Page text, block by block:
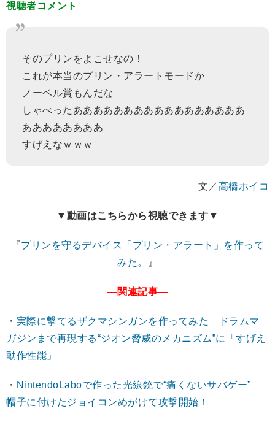
視聴者コメント
そのプリンをよこせなの！
これが本当のプリン・アラートモードか
ノーベル賞もんだな
しゃべったあああああああああああああああああ
ああああああああ
すげえなｗｗｗ
文／高橋ホイコ
▼動画はこちらから視聴できます▼
『プリンを守るデバイス「プリン・アラート」を作って
みた。
』
―関連記事―
・ 実際に撃てるザクマシンガンを作ってみた ドラムマ
ガジンまで再現する“ジオン脅威のメカニズム”に「すげえ
動作性能」
・ NintendoLaboで作った光線銃で“痛くないサバゲー”
帽子に付けたジョイコンめがけて攻撃開始！